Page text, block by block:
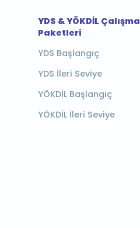
YDS & YÖKDİL Çalışma
Paketleri
YDS Başlangıç
YDS İleri Seviye
YÖKDİL Başlangıç
YÖKDİL İleri Seviye